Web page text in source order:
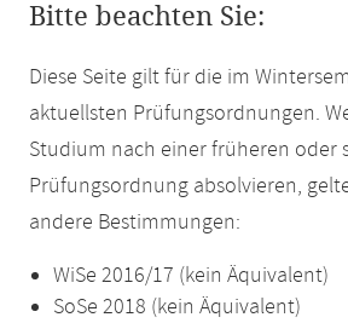
Bitte beachten Sie:
Diese Seite gilt für die im
aktuellsten Prüfungsordnungen.
Studium nach einer früheren oder
Prüfungsordnung absolvieren,
andere Bestimmungen:
WiSe 2016/17 (kein Äquivalent)
SoSe 2018 (kein Äquivalent)